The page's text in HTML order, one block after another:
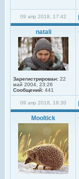
09 апр 2018, 17:42
natali
Зарегистрирован: 22
май 2004, 23:26
Сообщений: 441
09 апр 2018, 18:30
Mooltick